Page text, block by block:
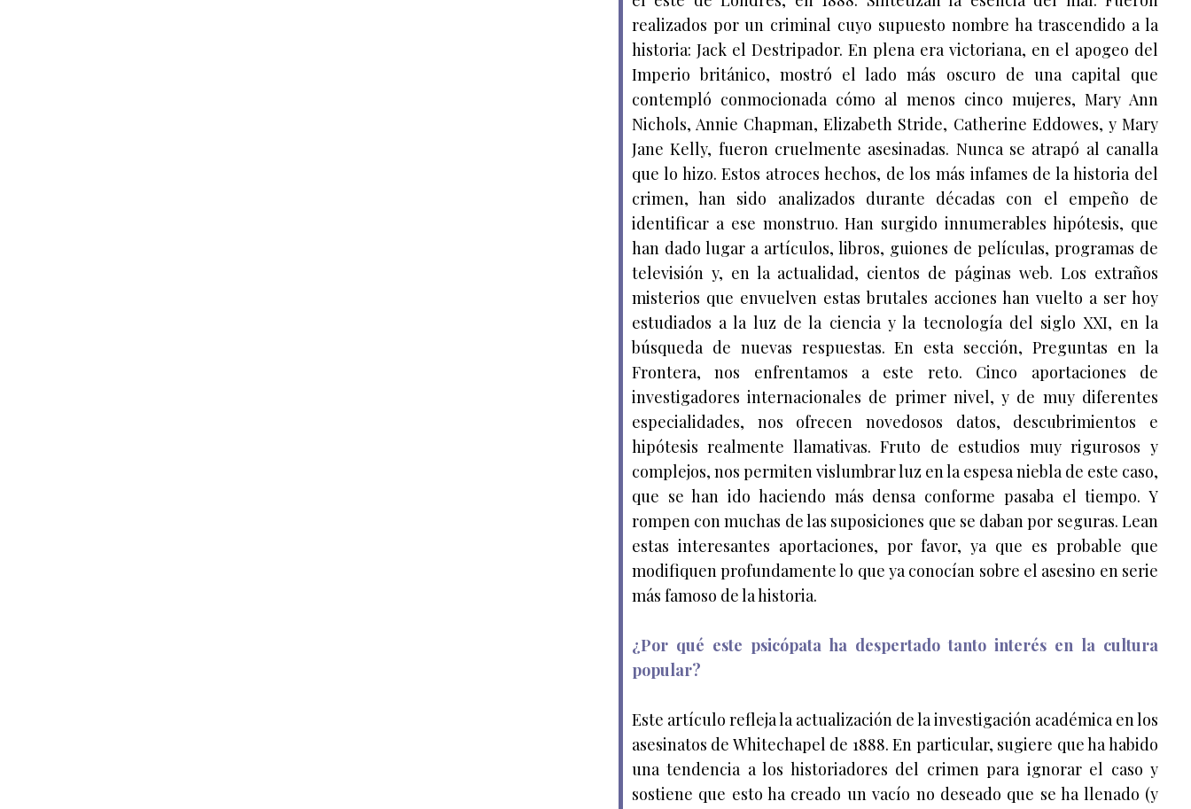
realizados por un criminal cuyo supuesto nombre ha trascendido a la
historia: Jack el Destripador. En plena era victoriana, en el apogeo del
Imperio británico, mostró el lado más oscuro de una capital que
contempló conmocionada cómo al menos cinco mujeres, Mary Ann
Nichols, Annie Chapman, Elizabeth Stride, Catherine Eddowes, y Mary
Jane Kelly, fueron cruelmente asesinadas. Nunca se atrapó al canalla
que lo hizo. Estos atroces hechos, de los más infames de la historia del
crimen, han sido analizados durante décadas con el empeño de
identificar a ese monstruo. Han surgido innumerables hipótesis, que
han dado lugar a artículos, libros, guiones de películas, programas de
televisión y, en la actualidad, cientos de páginas web. Los extraños
misterios que envuelven estas brutales acciones han vuelto a ser hoy
estudiados a la luz de la ciencia y la tecnología del siglo XXI, en la
búsqueda de nuevas respuestas. En esta sección, Preguntas en la
Frontera, nos enfrentamos a este reto. Cinco aportaciones de
investigadores internacionales de primer nivel, y de muy diferentes
especialidades, nos ofrecen novedosos datos, descubrimientos e
hipótesis realmente llamativas. Fruto de estudios muy rigurosos y
complejos, nos permiten vislumbrar luz en la espesa niebla de este caso,
que se han ido haciendo más densa conforme pasaba el tiempo. Y
rompen con muchas de las suposiciones que se daban por seguras. Lean
estas interesantes aportaciones, por favor, ya que es probable que
modifiquen profundamente lo que ya conocían sobre el asesino en serie
más famoso de la historia.
¿Por qué este psicópata ha despertado tanto interés en la cultura
popular?
Este artículo refleja la actualización de la investigación académica en los
asesinatos de Whitechapel de 1888. En particular, sugiere que ha habido
una tendencia a los historiadores del crimen para ignorar el caso y
sostiene que esto ha creado un vacío no deseado que se ha llenado (y